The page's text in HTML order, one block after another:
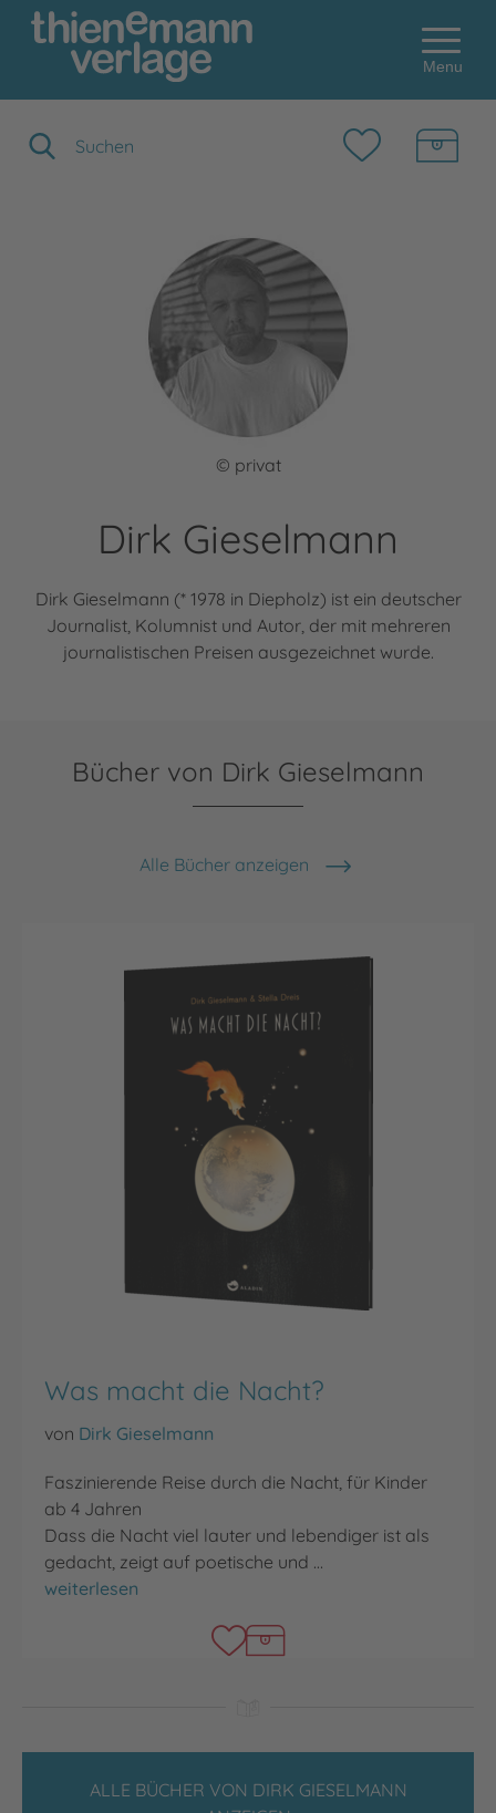
Menu
© privat
Dirk Gieselmann
Dirk Gieselmann (* 1978 in Diepholz) ist ein deutscher
Journalist, Kolumnist und Autor, der mit mehreren
journalistischen Preisen ausgezeichnet wurde.
Bücher von Dirk Gieselmann
Alle Bücher anzeigen
Was macht die Nacht?
von Dirk Gieselmann
Faszinierende Reise durch die Nacht, für Kinder
ab 4 Jahren
Dass die Nacht viel lauter und lebendiger ist als
gedacht, zeigt auf poetische und …
Was macht die Nacht?
weiterlesen
ALLE BÜCHER VON DIRK GIESELMANN